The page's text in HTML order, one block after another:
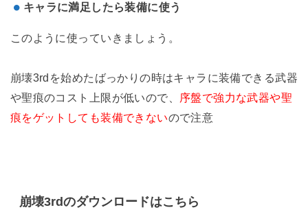
キャラに満足したら装備に使う
このように使っていきましょう。
崩壊3rdを始めたばっかりの時はキャラに装備できる武器
や聖痕のコスト上限が低いので、
序盤で強力な武器や聖
痕をゲットしても装備できないので注意
崩壊3rdのダウンロードはこちら